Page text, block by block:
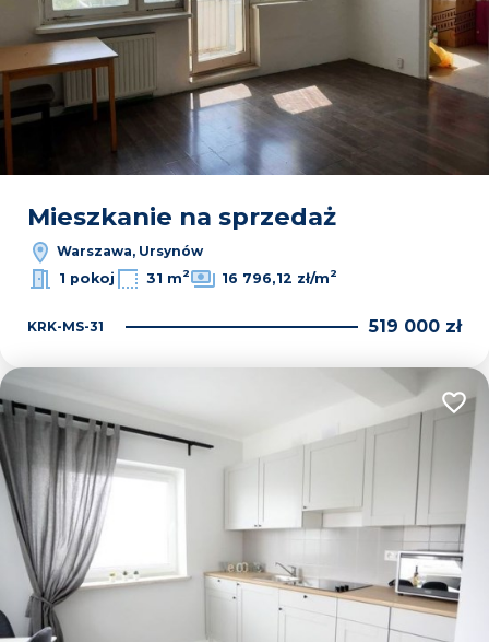
Mieszkanie na sprzedaż
Warszawa, Ursynów
1 pokoj
31 m2 16 796,12 zł/m2
KRK-MS-31 519 000 zł